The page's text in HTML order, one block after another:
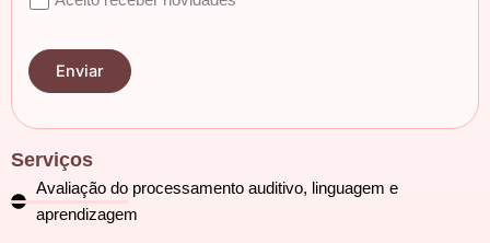
Serviços
Avaliação do processamento auditivo, linguagem e
aprendizagem